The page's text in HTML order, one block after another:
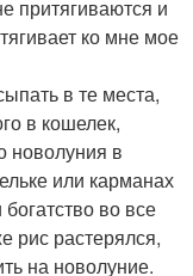
притягиваются и
ко мне мое
в те места,
в кошелек,
новолуния в
или карманах
во все
рис растерялся,
на новолуние.